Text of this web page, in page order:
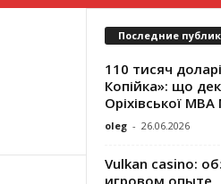
Последние
110 тисяч
Копійка»: що
Оріхівської
oleg - 26.06.2026
Vulkan casino:
игровом опыте